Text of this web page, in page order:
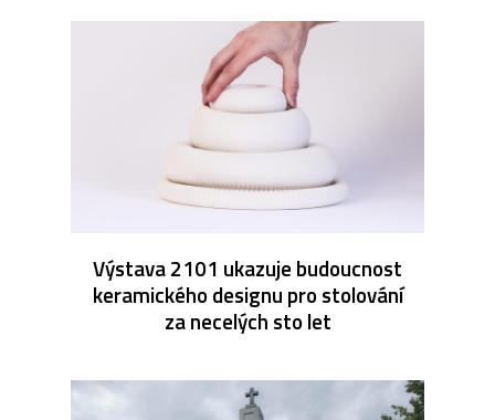
Výstava 2101 ukazuje budoucnost
keramického designu pro stolování
za necelých sto let